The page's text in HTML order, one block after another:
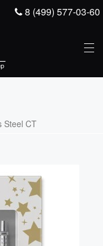
8 (499) 577-03-60
Steel CT